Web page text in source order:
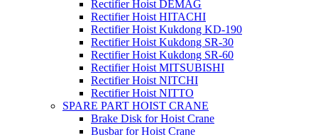
Rectifier Hoist DEMAG
Rectifier Hoist HITACHI
Rectifier Hoist Kukdong KD-190
Rectifier Hoist Kukdong SR-30
Rectifier Hoist Kukdong SR-60
Rectifier Hoist MITSUBISHI
Rectifier Hoist NITCHI
Rectifier Hoist NITTO
SPARE PART HOIST CRANE
Brake Disk for Hoist Crane
Busbar for Hoist Crane